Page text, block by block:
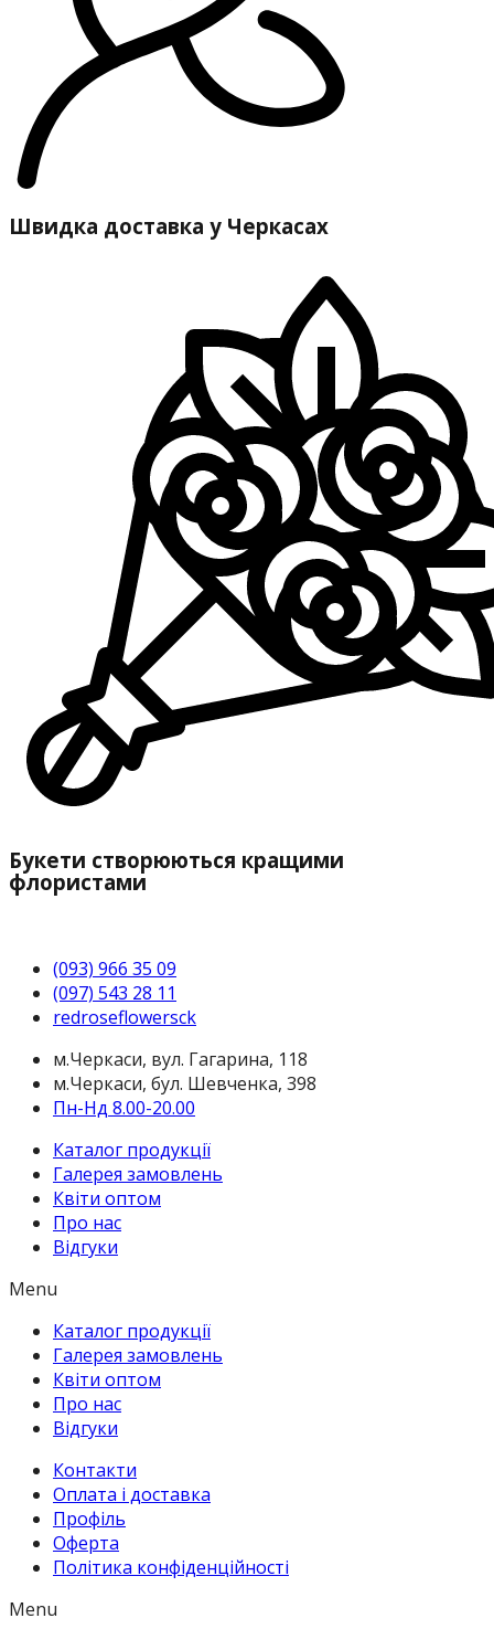
Швидка доставка у Черкасах
Букети створюються кращими
флористами
(093) 966 35 09
(097) 543 28 11
redroseflowersck
м.Черкаси, вул. Гагарина, 118
м.Черкаси, бул. Шевченка, 398
Пн-Нд 8.00-20.00
Каталог продукції
Галерея замовлень
Квіти оптом
Про нас
Відгуки
Menu
Каталог продукції
Галерея замовлень
Квіти оптом
Про нас
Відгуки
Контакти
Оплата і доставка
Профіль
Оферта
Політика конфіденційності
Menu